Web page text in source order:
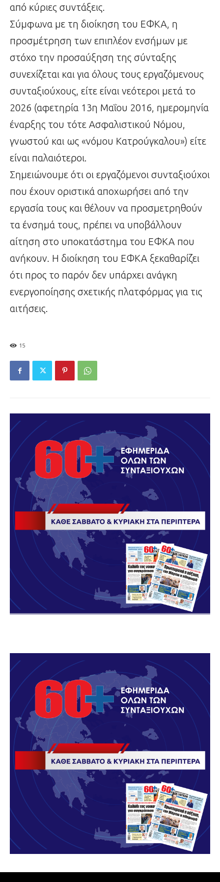
από κύριες συντάξεις.
Σύμφωνα με τη διοίκηση του ΕΦΚΑ, η
προσμέτρηση των επιπλέον ενσήμων με
στόχο την προσαύξηση της σύνταξης
συνεχίζεται και για όλους τους εργαζόμενους
συνταξιούχους, είτε είναι νεότεροι μετά το
2026 (αφετηρία 13η Μαΐου 2016, ημερομηνία
έναρξης του τότε Ασφαλιστικού Νόμου,
γνωστού και ως «νόμου Κατρούγκαλου») είτε
είναι παλαιότεροι.
Σημειώνουμε ότι οι εργαζόμενοι συνταξιούχοι
που έχουν οριστικά αποχωρήσει από την
εργασία τους και θέλουν να προσμετρηθούν
τα ένσημά τους, πρέπει να υποβάλλουν
αίτηση στο υποκατάστημα του ΕΦΚΑ που
ανήκουν. Η διοίκηση του ΕΦΚΑ ξεκαθαρίζει
ότι προς το παρόν δεν υπάρχει ανάγκη
ενεργοποίησης σχετικής πλατφόρμας για τις
αιτήσεις.
15